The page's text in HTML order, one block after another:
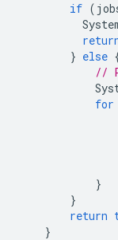
if (
} else
//
for
}
}
return
}